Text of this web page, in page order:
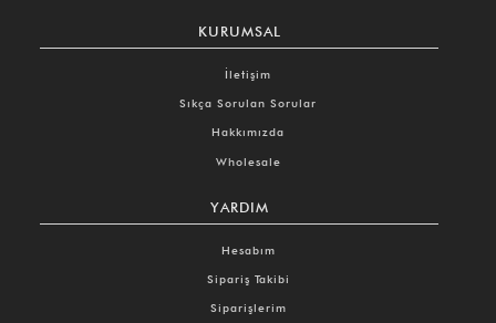
KURUMSAL
İletişim
Sıkça Sorulan Sorular
Hakkımızda
Wholesale
YARDIM
Hesabım
Sipariş Takibi
Siparişlerim